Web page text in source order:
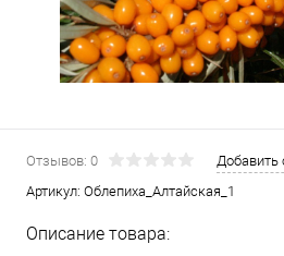
Отзывов: 0
Добавить
Артикул: Облепиха_Алтайская_1
Описание товара: